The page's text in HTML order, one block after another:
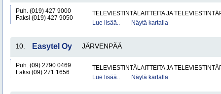
Puh. (019) 427 9000
Faksi (019) 427 9050
TELEVIESTINTÄLAITTEITA JA
Lue lisää..
Näytä kartalla
10. Easytel Oy JÄRVENPÄÄ
Puh. (09) 2790 0469
Faksi (09) 271 1656
TELEVIESTINTÄLAITTEITA JA
Lue lisää..
Näytä kartalla